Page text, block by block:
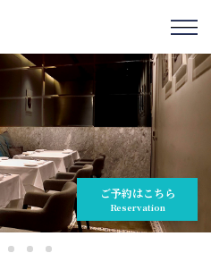
ご予約はこちら
Reservation